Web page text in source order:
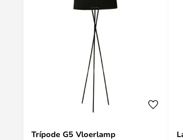
Trípode G5 Vloerlamp